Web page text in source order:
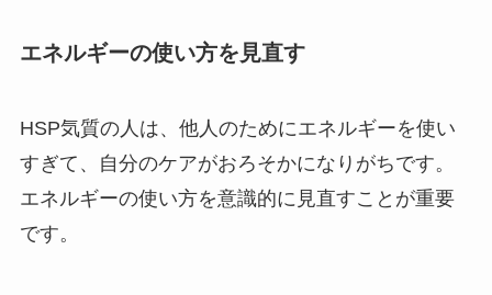
エネルギーの使い方を見直す
HSP気質の人は、他人のためにエネルギーを使い
すぎて、自分のケアがおろそかになりがちです。
エネルギーの使い方を意識的に見直すことが重要
です。